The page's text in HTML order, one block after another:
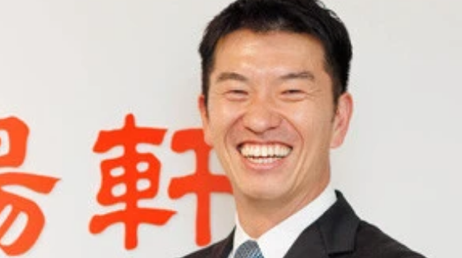
、ザ★®コラボミニカーの（左）「走るザ★®チャーハン」と（右）「走るザ
浦 嵩氏と（左）日本シュウマイ協会会長のシュウマイ潤